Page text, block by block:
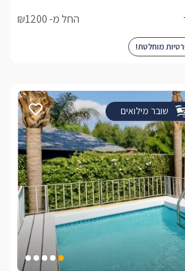
החל מ- ₪1200
מוחלטת!
שובר מילואים